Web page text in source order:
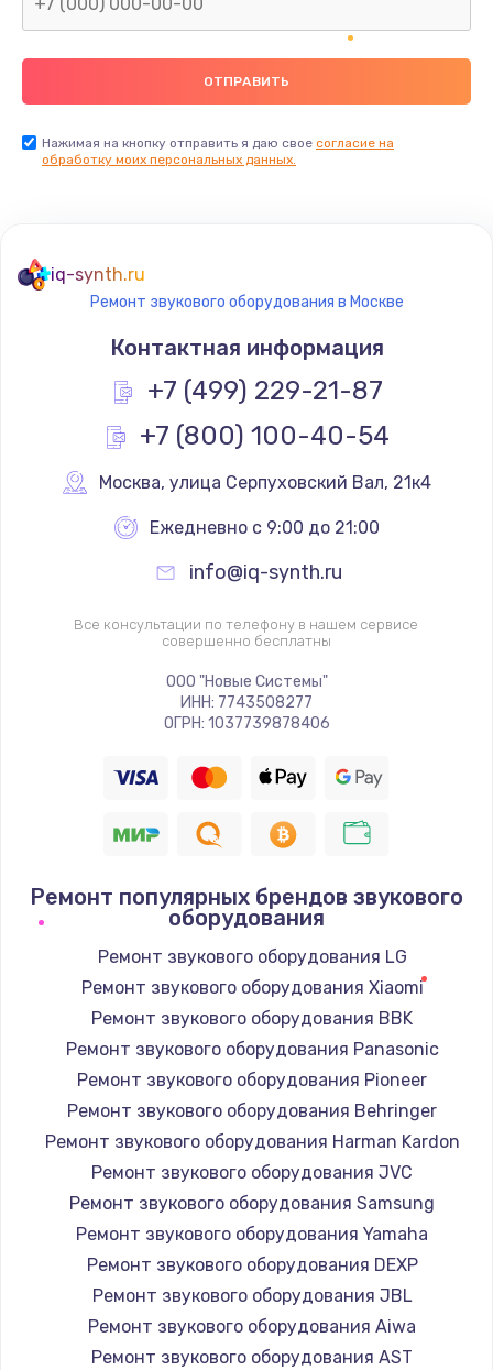
Нажимая на кнопку отправить я даю свое согласие на
обработку моих персональных данных.
iq-synth.ru
Ремонт звукового оборудования в Москве
Контактная информация
+7 (499) 229-21-87
+7 (800) 100-40-54
Москва, улица Серпуховский Вал, 21к4
Ежедневно с 9:00 до 21:00
info@iq-synth.ru
Все консультации по телефону в нашем сервисе
совершенно бесплатны
ООО "Новые Системы"
ИНН: 7743508277
ОГРН: 1037739878406
Ремонт популярных брендов звукового
оборудования
Ремонт звукового оборудования LG
Ремонт звукового оборудования Xiaomi
Ремонт звукового оборудования BBK
Ремонт звукового оборудования Panasonic
Ремонт звукового оборудования Pioneer
Ремонт звукового оборудования Behringer
Ремонт звукового оборудования Harman Kardon
Ремонт звукового оборудования JVC
Ремонт звукового оборудования Samsung
Ремонт звукового оборудования Yamaha
Ремонт звукового оборудования DEXP
Ремонт звукового оборудования JBL
Ремонт звукового оборудования Aiwa
Ремонт звукового оборудования AST